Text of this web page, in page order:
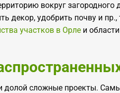
вокруг
декор, удобрить почву и
участков в Орле и
долой сложные проекты.